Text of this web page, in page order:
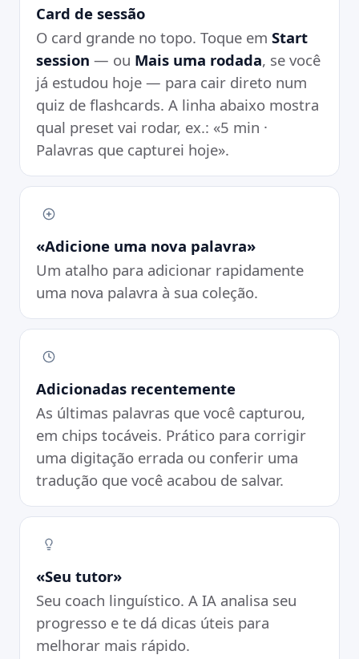
Mais uma rodada
5 min · Palavras de hoje
Digitar uma nova palavra
ADICIONADAS RECENTEMENTE
the rentthe receiptto schedule the neighbourhood
the ID document
SEU TUTORbeta
Você tem sido muito constante: 127 dias seguidos.
Vamos focar em fixar as palavras que você já tem,
porque o acúmulo está crescendo.
Card de sessão
O card grande no topo. Toque em Start
session — ou Mais uma rodada, se você
já estudou hoje — para cair direto num
quiz de flashcards. A linha abaixo mostra
qual preset vai rodar, ex.: «5 min ·
Palavras que capturei hoje».
«Adicione uma nova palavra»
Um atalho para adicionar rapidamente
uma nova palavra à sua coleção.
Adicionadas recentemente
As últimas palavras que você capturou,
em chips tocáveis. Prático para corrigir
uma digitação errada ou conferir uma
tradução que você acabou de salvar.
«Seu tutor»
Seu coach linguístico. A IA analisa seu
progresso e te dá dicas úteis para
melhorar mais rápido.